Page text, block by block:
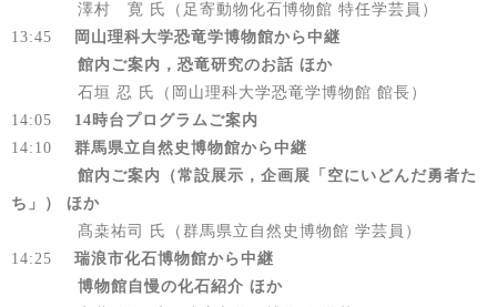
澤村 寛 氏（足寄動物化石博物館 特任学芸員）
13:45
岡山理科大学恐竜学博物館から中継
館内ご案内，恐竜研究のお話 ほか
石垣 忍 氏（岡山理科大学恐竜学博物館 館長）
14:05 14時台プログラムご案内
14:10 群馬県立自然史博物館から中継
館内ご案内（常設展示，企画展「空にいどんだ勇者た
ち」） ほか
髙桒祐司 氏（群馬県立自然史博物館 学芸員）
14:25 瑞浪市化石博物館から中継
博物館自慢の化石紹介 ほか